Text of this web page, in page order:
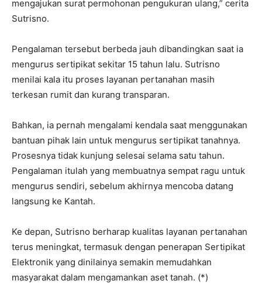
mengajukan surat permohonan pengukuran ulang,” cerita
Sutrisno.
Pengalaman tersebut berbeda jauh dibandingkan saat ia
mengurus sertipikat sekitar 15 tahun lalu. Sutrisno
menilai kala itu proses layanan pertanahan masih
terkesan rumit dan kurang transparan.
Bahkan, ia pernah mengalami kendala saat menggunakan
bantuan pihak lain untuk mengurus sertipikat tanahnya.
Prosesnya tidak kunjung selesai selama satu tahun.
Pengalaman itulah yang membuatnya sempat ragu untuk
mengurus sendiri, sebelum akhirnya mencoba datang
langsung ke Kantah.
Ke depan, Sutrisno berharap kualitas layanan pertanahan
terus meningkat, termasuk dengan penerapan Sertipikat
Elektronik yang dinilainya semakin memudahkan
masyarakat dalam mengamankan aset tanah. (*)